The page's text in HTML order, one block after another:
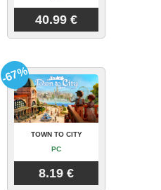
40.99 €
TOWN TO CITY
PC
8.19 €
-67%